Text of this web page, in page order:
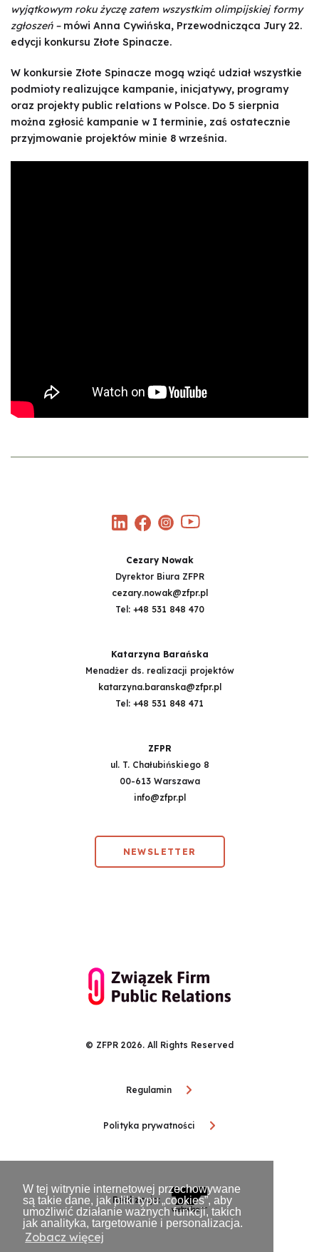
W tej witrynie internetowej przechowywane
są takie dane, jak pliki typu „cookies”, aby
umożliwić działanie ważnych funkcji, takich
jak analityka, targetowanie i personalizacja.
Zobacz więcej
wyjątkowym roku życzę zatem wszystkim olimpijskiej formy
zgłoszeń – mówi Anna Cywińska, Przewodnicząca Jury 22.
edycji konkursu Złote Spinacze.
W konkursie Złote Spinacze mogą wziąć udział wszystkie
podmioty realizujące kampanie, inicjatywy, programy
oraz projekty public relations w Polsce. Do 5 sierpnia
można zgłosić kampanie w I terminie, zaś ostatecznie
przyjmowanie projektów minie 8 września.
Cezary Nowak
Dyrektor Biura ZFPR
cezary.nowak@zfpr.pl
Tel: +48 531 848 470
Katarzyna Barańska
Menadżer ds. realizacji projektów
katarzyna.baranska@zfpr.pl
Tel: +48 531 848 471
ZFPR
ul. T. Chałubińskiego 8
00-613 Warszawa
info@zfpr.pl
NEWSLETTER
© ZFPR 2026. All Rights Reserved
Regulamin
Polityka prywatności
Realizacja: